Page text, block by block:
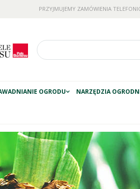
PRZYJMUJEMY ZAMÓWIENIA
OGRODU NARZĘDZIA